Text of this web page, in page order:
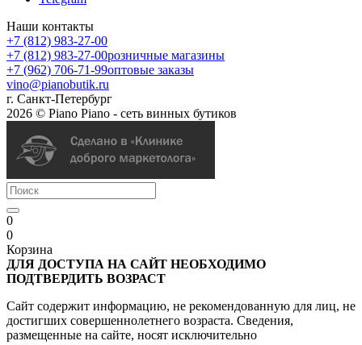
Наши контакты
+7 (812) 983-27-00
+7 (812) 983-27-00розничные магазины
+7 (962) 706-71-99оптовые заказы
vino@pianobutik.ru
г. Санкт-Петербург
2026 © Piano Piano - сеть винных бутиков
0
0
Корзина
ДЛЯ ДОСТУПА НА САЙТ НЕОБХОДИМО
ПОДТВЕРДИТЬ ВОЗРАСТ
Сайт содержит информацию, не рекомендованную для лиц, не
достигших совершеннолетнего возраста. Сведения,
размещенные на сайте, носят исключительно